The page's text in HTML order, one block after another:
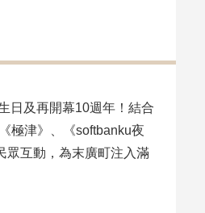
日及再開幕10週年！結合
極津》、《softbanku夜
眾互動，為末廣町注入滿